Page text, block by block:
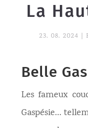
La
23. 08. 2024
Belle
Les fameux
Gaspésie…